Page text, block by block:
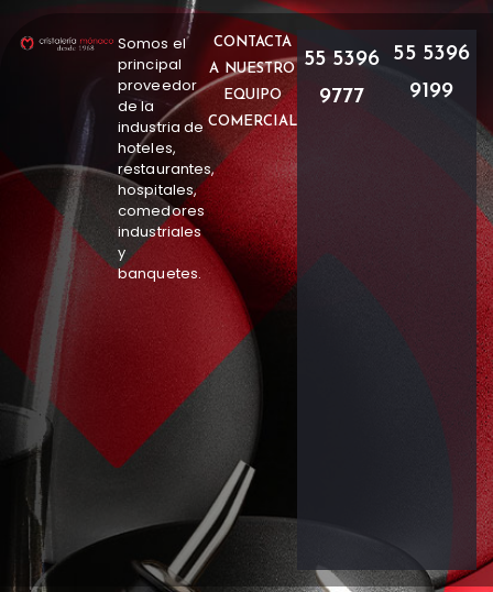
Somos el
principal
proveedor
de la
industria de
hoteles,
restaurantes,
hospitales,
comedores
industriales
y
banquetes.
CONTACTA
A NUESTRO
EQUIPO
COMERCIAL
55 5396
9777
55 5396
9199